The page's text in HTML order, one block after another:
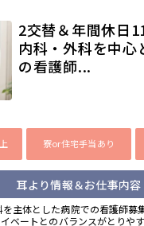
2交替＆年間休日
内科・外科を中心
の看護師...
寮or住宅手当あり
耳より情報＆お仕事内容
主体とした病院での看護師募
ベートとのバランスがとりや